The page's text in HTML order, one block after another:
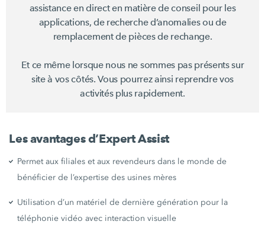
assistance en direct en matière de conseil pour les
applications, de recherche d’anomalies ou de
remplacement de pièces de rechange.
Et ce même lorsque nous ne sommes pas présents sur
site à vos côtés. Vous pourrez ainsi reprendre vos
activités plus rapidement.
Les avantages d’Expert Assist
Permet aux filiales et aux revendeurs dans le monde de
bénéficier de l’expertise des usines mères
Utilisation d’un matériel de dernière génération pour la
téléphonie vidéo avec interaction visuelle